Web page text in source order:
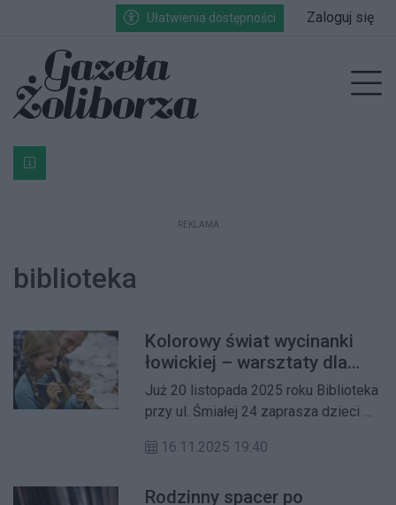
Przejdź do głównych treści
Przejdź do wyszukiwarki
Przejdź do głównego menuUłatwienia dostępności Zaloguj się
Bardzo ważna informacja dla podatników posiadających
REKLAMA
biblioteka
Kolorowy świat wycinanki
łowickiej – warsztaty dla
dzieci w Bibliotece na
Śmiałej
Już 20 listopada 2025 roku Biblioteka
przy ul. Śmiałej 24 zaprasza dzieci w
etnograficzne poświęcone sztuce
16.11.2025 19:40
Rodzinny spacer po